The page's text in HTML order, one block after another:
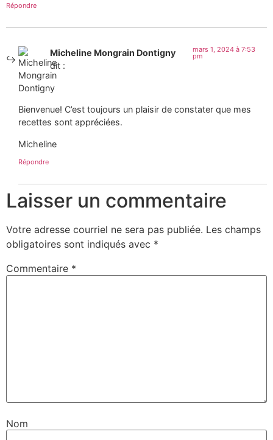
Répondre
Micheline Mongrain Dontigny
dit :
mars 1, 2024 à 7:53
pm
Bienvenue! C’est toujours un plaisir de constater que mes
recettes sont appréciées.
Micheline
Répondre
Laisser un commentaire
Votre adresse courriel ne sera pas publiée. Les champs
obligatoires sont indiqués avec *
Commentaire *
Nom